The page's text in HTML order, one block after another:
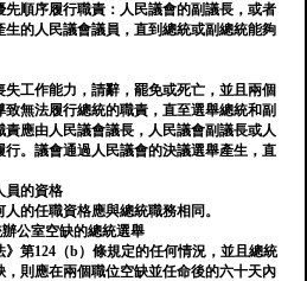
順序履行職責：人民議會的副議長，或者
生的人民議會議員，直到總統或副總統能夠
工作能力，請辭，罷免或死亡，並且兩個
無法履行總統的職責，直至選舉總統和副
應由人民議會議長，人民議會副議長或人
行。議會通過人民議會的決議選舉產生，直
員的資格
的任職資格應與總統職務相同。
公室空缺的總統選舉
第124（b）條規定的任何情況，並且總統
則應在兩個職位空缺並任命後的六十天內